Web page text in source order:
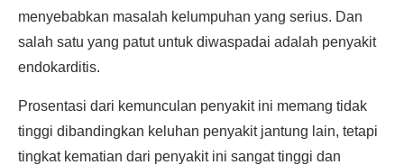
menyebabkan masalah kelumpuhan yang serius. Dan
salah satu yang patut untuk diwaspadai adalah penyakit
endokarditis.
Prosentasi dari kemunculan penyakit ini memang tidak
tinggi dibandingkan keluhan penyakit jantung lain, tetapi
tingkat kematian dari penyakit ini sangat tinggi dan